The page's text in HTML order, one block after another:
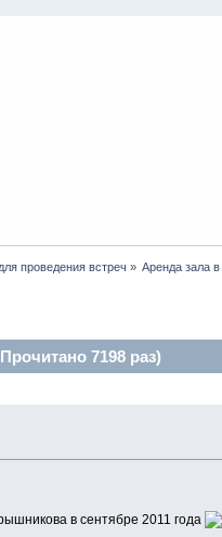
проведения встреч » Аренда зала
7198 раз)
в сентябре 2011 года